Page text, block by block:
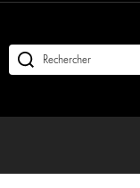
Rechercher